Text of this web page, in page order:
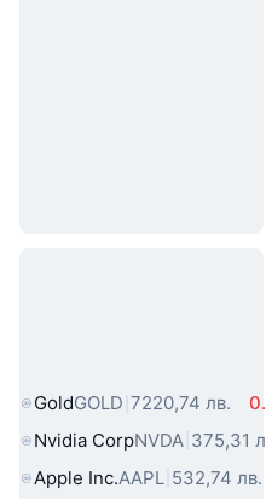
Популярни
GoldGOLD 7220,74 лв.
Nvidia CorpNVDA 375,31
Apple Inc.AAPL 532,74 лв.